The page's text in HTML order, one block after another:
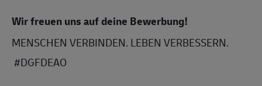
Wir freuen uns auf deine Bewerbung!
MENSCHEN VERBINDEN. LEBEN VERBESSERN.
#DGFDEAO